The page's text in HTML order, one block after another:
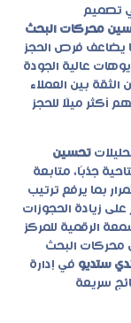
تصميم
محركات البحث
يضاعف فرص الحجز
عالية الجودة
بين العملاء
أكثر ميلًا للحجز
تحسين
جذبًا، متابعة
بما يرفع ترتيب
زيادة الحجوزات
الرقمية للمركز
محركات البحث
ستديو في إدارة
سريعة